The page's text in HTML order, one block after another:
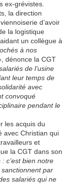
ex-grévistes.
la direction
d’avoir
la logistique
un collègue à
à nos
dénonce la CGT
de l’usine
leur temps de
avec
convoqué
pendant le
les acquis du
avec Christian qui
et
la CGT dans son
c’est bien notre
par
salariés qui ne